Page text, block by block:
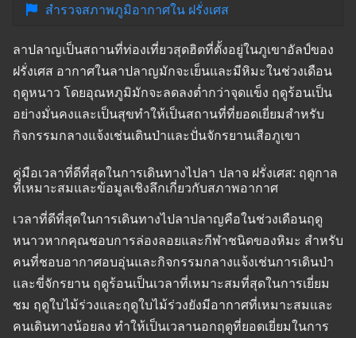
สำรวจสภาพภูมิอากาศใน ฝรั่งเศส
ลาปลาญเป็นสถานที่ท่องเที่ยวสุดฮิตที่ตั้งอยู่ในภูเขาอัลป์ของ
ฝรั่งเศส อากาศในลาปลาญมักจะเย็นและมีหิมะในช่วงเดือน
ฤดูหนาว โดยอุณหภูมิมักจะลดลงต่ำกว่าจุดแข็ง ฤดูร้อนเป็น
อย่างมั่นคงและเป็นสุขทำให้เป็นสถานที่ที่ยอดเยี่ยมสำหรับ
กิจกรรมกลางแจ้งเช่นเดินป่าและปั่นจักรยานเสือภูเขา
คู่มือเวลาที่ดีที่สุดในการเดินทางไปลา ปลาจ ฝรั่งเศส: ฤดูกาล
ที่เหมาะสมและข้อมูลเชิงลึกเกี่ยวกับสภาพอากาศ
เวลาที่ดีที่สุดในการเดินทางไปลาปลาญคือในช่วงเดือนฤดู
หนาวหากคุณชอบการล่องลอยและกีฬาชนิดของหิมะ สำหรับ
คนที่ชอบอากาศอบอุ่นและกิจกรรมกลางแจ้งเช่นการเดินป่า
และขี่จักรยาน ฤดูร้อนเป็นเวลาที่เหมาะสมที่สุดในการเยี่ยม
ชม ฤดูใบไม้ร่วงและฤดูใบไม้ร่วงยังมีอากาศที่เหมาะสมและ
คนเดินทางน้อยลง ทำให้เป็นเวลานอกฤดูที่ยอดเยี่ยมในการ